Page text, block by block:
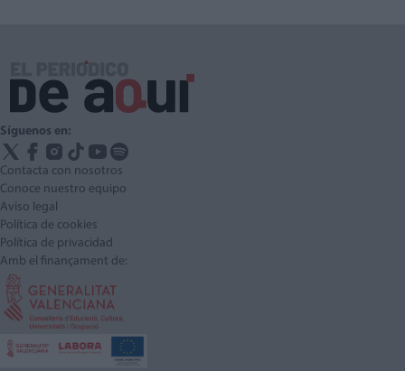
Síguenos en:
Contacta con nosotros
Conoce nuestro equipo
Aviso legal
Política de cookies
Política de privacidad
Amb el finançament de: